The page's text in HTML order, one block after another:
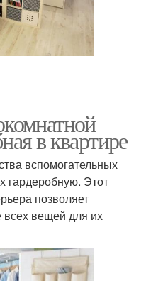
в квартире
вспомогательных
гардеробную. Этот
позволяет
всех вещей для их